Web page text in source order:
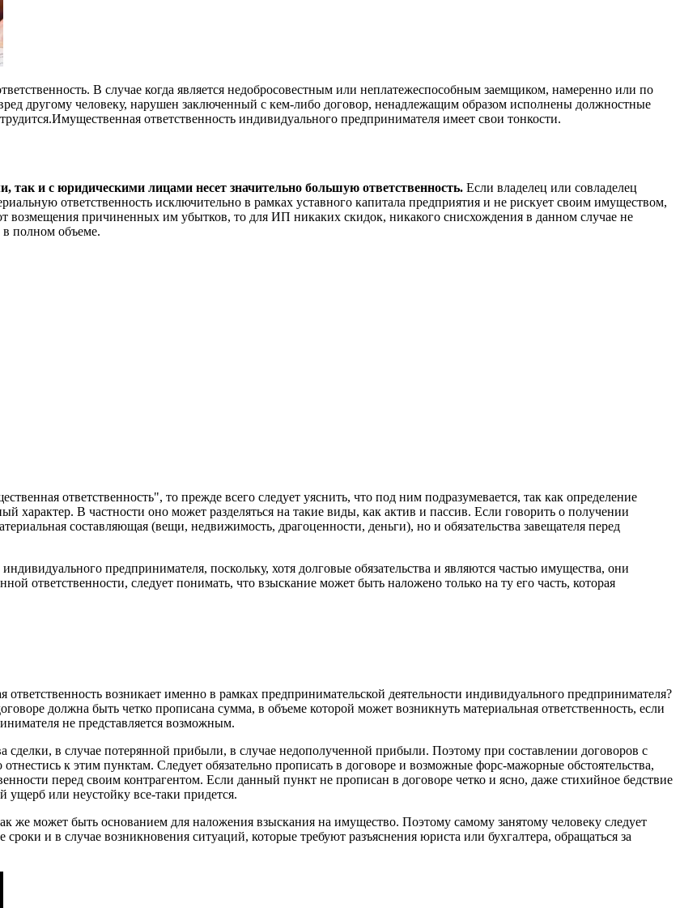
В случае когда является недобросовестным или неплатежеспособным заемщиком, намеренно или по
другому человеку, нарушен заключенный с кем-либо договор, ненадлежащим образом исполнены должностные
ответственность индивидуального предпринимателя имеет свои тонкости.
и с юридическими лицами несет значительно большую ответственность. Если владелец или совладелец
ответственность исключительно в рамках уставного капитала предприятия и не рискует своим имуществом,
возмещения причиненных им убытков, то для ИП никаких скидок, никакого снисхождения в данном случае не
в полном объеме.
ответственность", то прежде всего следует уяснить, что под ним подразумевается, так как определение
В частности оно может разделяться на такие виды, как актив и пассив. Если говорить о получении
составляющая (вещи, недвижимость, драгоценности, деньги), но и обязательства завещателя перед
предпринимателя, поскольку, хотя долговые обязательства и являются частью имущества, они
ответственности, следует понимать, что взыскание может быть наложено только на ту его часть, которая
ответственность возникает именно в рамках предпринимательской деятельности индивидуального предпринимателя?
должна быть четко прописана сумма, в объеме которой может возникнуть материальная ответственность, если
не представляется возможным.
сделки, в случае потерянной прибыли, в случае недополученной прибыли. Поэтому при составлении договоров с
к этим пунктам. Следует обязательно прописать в договоре и возможные форс-мажорные обстоятельства,
перед своим контрагентом. Если данный пункт не прописан в договоре четко и ясно, даже стихийное бедствие
ущерб или неустойку все-таки придется.
же может быть основанием для наложения взыскания на имущество. Поэтому самому занятому человеку следует
и в случае возникновения ситуаций, которые требуют разъяснения юриста или бухгалтера, обращаться за